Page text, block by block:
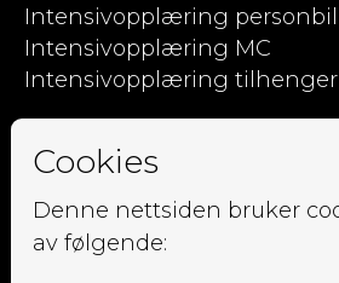
Intensivopplæring personbil
Intensivopplæring MC
Intensivopplæring tilhenger
Om oss
Ansatte
Elevside